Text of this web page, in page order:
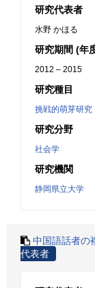
研究代表者
水野 かほる
研究期間 (年
2012 – 2015
研究種目
挑戦的萌芽研究
研究分野
社会学
研究機関
静岡県立大学
中国語話者の
代表者